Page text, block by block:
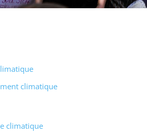
climatique
climatique